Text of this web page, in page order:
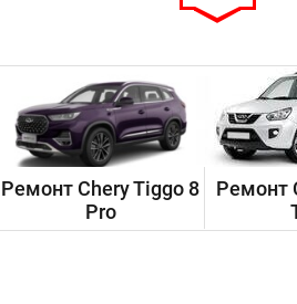
Ремонт Chery Tiggo 8
Pro
Ремонт